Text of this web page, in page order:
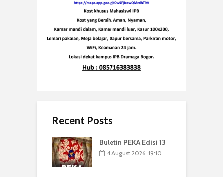
Recent Posts
Buletin PEKA Edisi 13
4 August 2026, 19:10